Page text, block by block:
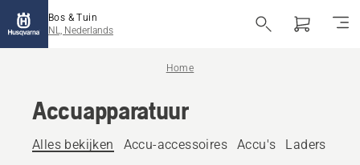
Bos & Tuin
NL, Nederlands
Home
Accuapparatuur
Alles bekijken Accu-accessoires Accu's Laders